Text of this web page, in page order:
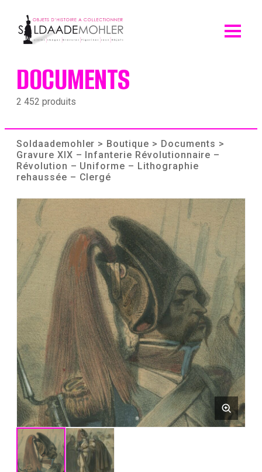
content
DOCUMENTS
2 452 produits
Soldaademohler > Boutique > Documents >
Gravure XIX – Infanterie Révolutionnaire –
Révolution – Uniforme – Lithographie
rehaussée – Clergé